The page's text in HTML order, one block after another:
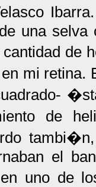
una selva
cantidad de
mi
de
el
uno de